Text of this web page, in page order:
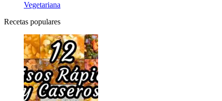
Vegetariana
Recetas populares